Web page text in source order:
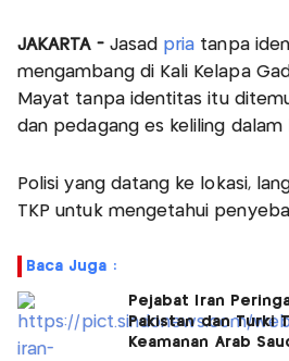
JAKARTA -Jasad pria tanpa
mengambang di Kali Kelapa
Mayat tanpa identitas itu
dan pedagang es keliling dalam
Polisi yang datang ke lokasi,
TKP untuk mengetahui
Baca Juga :
Pejabat Iran
Pakistan dan Turki
Keamanan Arab